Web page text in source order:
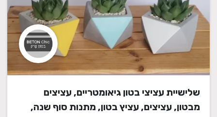
שלישיית עציצי בטון גיאומטריים, עציצים
מבטון, עציצים, עציץ בטון, מתנות סוף שנה,